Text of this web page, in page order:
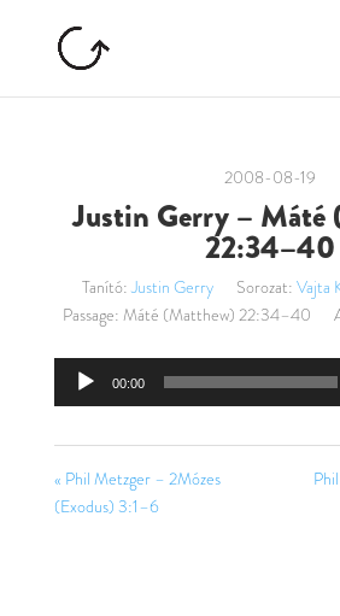
2008-08-19
Justin Gerry – Máté
22:34–40
Tanító: Justin Gerry Sorozat: Vajta
Passage: Máté (Matthew) 22:34–40
Audió
00:00
« Phil Metzger – 2Mózes
(Exodus) 3:1–6